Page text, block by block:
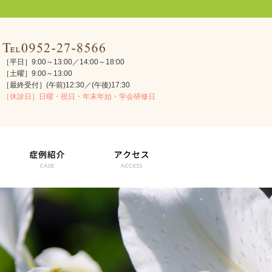
［平日］9:00～13:00／14:00～18:00
［土曜］9:00～13:00
［最終受付］(午前)12:30／(午後)17:30
［休診日］日曜・祝日・年末年始・学会研修日